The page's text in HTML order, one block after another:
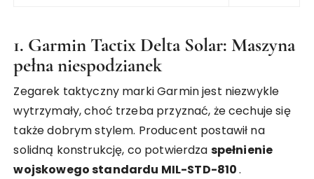
1. Garmin Tactix Delta Solar: Maszyna
pełna niespodzianek
Zegarek taktyczny marki Garmin jest niezwykle
wytrzymały, choć trzeba przyznać, że cechuje się
także dobrym stylem. Producent postawił na
solidną konstrukcję, co potwierdza spełnienie
wojskowego standardu MIL-STD-810.